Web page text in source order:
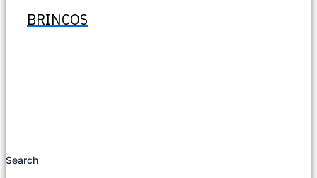
BRINCOS
Search